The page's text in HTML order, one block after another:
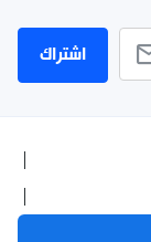
اشتراك